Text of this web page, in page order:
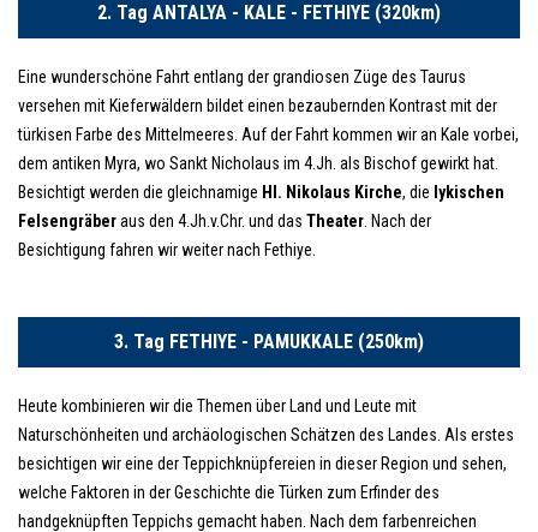
2. Tag ANTALYA - KALE - FETHIYE (320km)
Eine wunderschöne Fahrt entlang der grandiosen Züge des Taurus
versehen mit Kieferwäldern bildet einen bezaubernden Kontrast mit der
türkisen Farbe des Mittelmeeres. Auf der Fahrt kommen wir an Kale vorbei,
dem antiken Myra, wo Sankt Nicholaus im 4.Jh. als Bischof gewirkt hat.
Besichtigt werden die gleichnamige Hl. Nikolaus Kirche, die lykischen
Felsengräberaus den 4.Jh.v.Chr. und das Theater . Nach der
Besichtigung fahren wir weiter nach Fethiye.
3. Tag FETHIYE - PAMUKKALE (250km)
Heute kombinieren wir die Themen über Land und Leute mit
Naturschönheiten und archäologischen Schätzen des Landes. Als erstes
besichtigen wir eine der Teppichknüpfereien in dieser Region und sehen,
welche Faktoren in der Geschichte die Türken zum Erfinder des
handgeknüpften Teppichs gemacht haben. Nach dem farbenreichen